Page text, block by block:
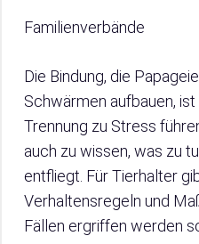
Familienverbände
Die Bindung, die
Schwärmen aufbauen,
Trennung zu Stress
auch zu wissen, was zu
entfliegt. Für Tierhalter
Verhaltensregeln und
Fällen ergriffen werden